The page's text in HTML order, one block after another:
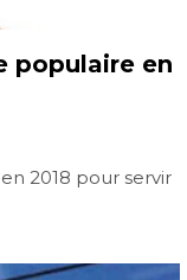
populaire en
2018 pour servir